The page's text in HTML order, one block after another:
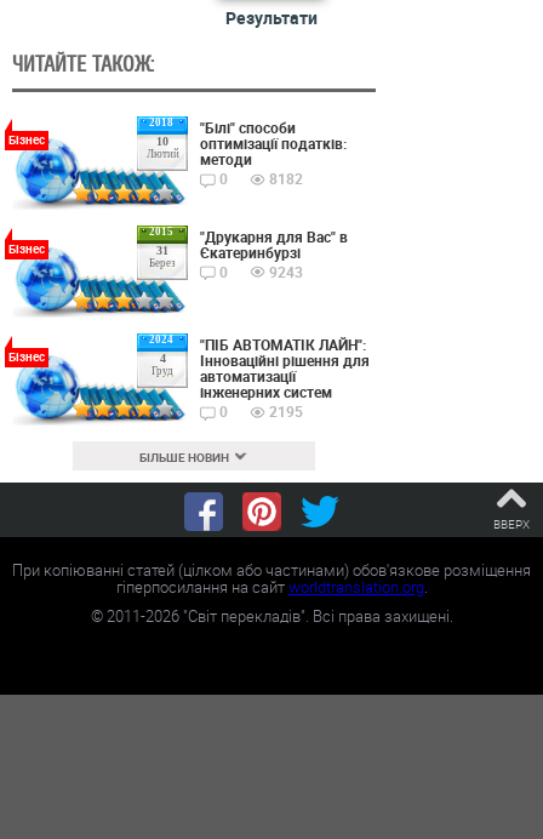
Результати
ЧИТАЙТЕ ТАКОЖ:
2018
10
Лютий
Бізнес
"Білі" способи
оптимізації податків:
методи
0
8182
2015
31
Берез
Бізнес
"Друкарня для Вас" в
Єкатеринбурзі
0
9243
2024
4
Груд
Бізнес
"ПІБ АВТОМАТІК ЛАЙН":
Інноваційні рішення для
автоматизації
інженерних систем
0
2195
БІЛЬШЕ НОВИН
ВВЕРХ
При копіюванні статей (цілком або частинами) обов'язкове розміщення
гіперпосилання на сайтworldtranslation.org.
©2011-2026"Світ перекладів". Всі права захищені.